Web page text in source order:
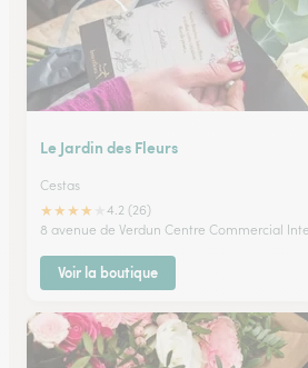
Le Jardin des Fleurs
Cestas
★★★★
4.2 (26)
8 avenue de Verdun Centre Commercial
Voir la boutique